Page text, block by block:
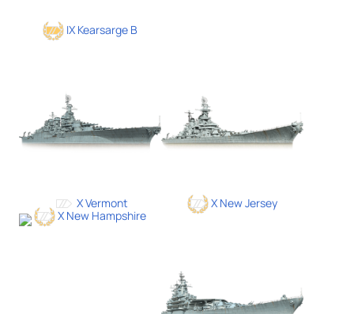
IX Kearsarge B
X Vermont
X New Jersey
X New Hampshire